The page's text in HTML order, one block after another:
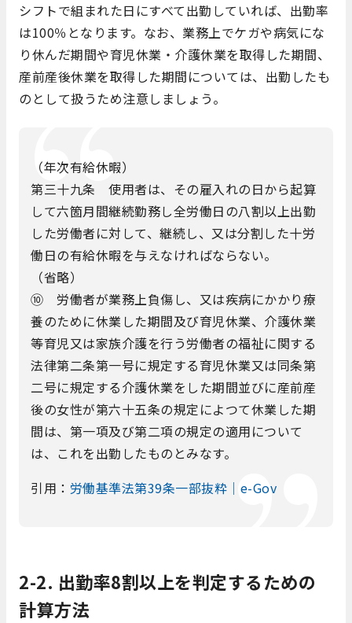
シフトで組まれた日にすべて出勤していれば、出勤率
は100％となります。なお、業務上でケガや病気にな
り休んだ期間や育児休業・介護休業を取得した期間、
産前産後休業を取得した期間については、出勤したも
のとして扱うため注意しましょう。
（年次有給休暇）
第三十九条 使用者は、その雇入れの日から起算
して六箇月間継続勤務し全労働日の八割以上出勤
した労働者に対して、継続し、又は分割した十労
働日の有給休暇を与えなければならない。
（省略）
⑩ 労働者が業務上負傷し、又は疾病にかかり療
養のために休業した期間及び育児休業、介護休業
等育児又は家族介護を行う労働者の福祉に関する
法律第二条第一号に規定する育児休業又は同条第
二号に規定する介護休業をした期間並びに産前産
後の女性が第六十五条の規定によつて休業した期
間は、第一項及び第二項の規定の適用について
は、これを出勤したものとみなす。
引用： 労働基準法第39条一部抜粋｜e-Gov
2-2. 出勤率8割以上を判定するための
計算方法